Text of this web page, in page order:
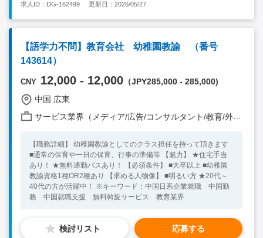
中国の文化や社会を理解し、教育事業に貢献できる者 ★20代～
50代の方が活躍中！ ※キーワード：中国勤務 無料斡旋サービ
ス 理科/数学/日本語教員 教師 教諭 教育
求人ID：DG-162499 更新日：2026/05/27
【語学力不問】教育会社 幼稚園教諭 （番号
143614）
CNY 12,000 - 12,000 （JPY285,000 - 285,000)
中国 広東
サービス業界（メディア/広告/コンサルタント/教育/外食/飲食/美容/娯楽/士業 他）
【職務詳細】 幼稚園教諭としてのクラス担任を持って頂きます
■通常の保育や一日の保育、行事の準備等 【魅力】 ★住宅手当
あり！ ★無料通勤バスあり！ 【必須条件】 ■大卒以上 ■幼稚園
教諭資格1種OR2種あり 【求める人物像】 ■明るい方 ★20代～
40代の方が活躍中！ ※キーワード：中国日系企業就職 中国勤
務 中国就職支援 無料斡旋サービス 教育業界
検討リスト 応募する